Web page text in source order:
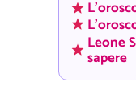
Leone
sapere